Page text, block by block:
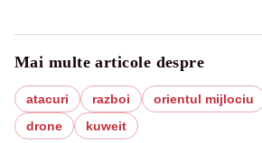
Mai multe articole despre
atacuri razboi orientul mijlociu
drone
kuweit